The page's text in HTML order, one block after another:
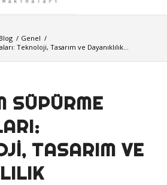
Blog / Genel /
Teknoloji, Tasarım ve Dayanıklılık...
SÜPÜRME
TASARIM VE